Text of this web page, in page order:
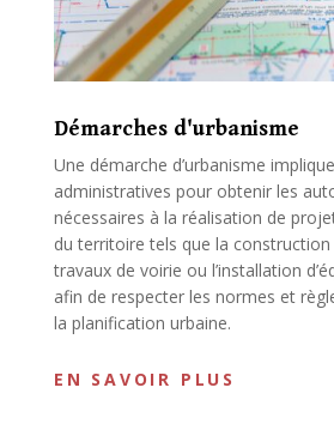
Démarches d'urbanisme
Une démarche d’urbanisme
administratives pour obtenir les
nécessaires à la réalisation de
du territoire tels que la
travaux de voirie ou l’installation
afin de respecter les normes et
la planification urbaine.
EN SAVOIR PLUS